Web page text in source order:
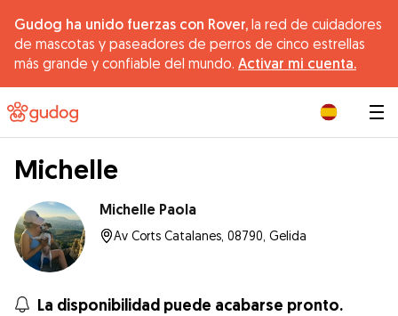
Gudog ha unido fuerzas con Rover, la red de cuidadores
de mascotas y paseadores de perros de cinco estrellas
más grande y confiable del mundo. Activar mi cuenta.
Michelle
Michelle Paola
Av Corts Catalanes, 08790, Gelida
La disponibilidad puede acabarse pronto.